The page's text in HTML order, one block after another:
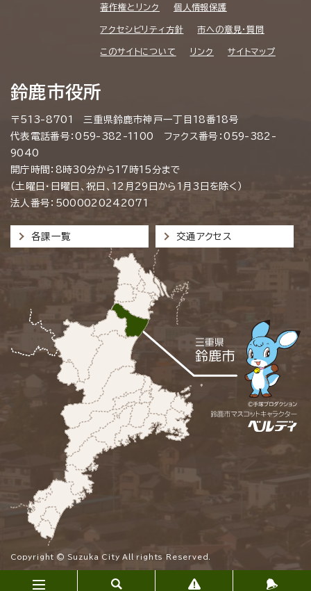
著作権とリンク 個人情報保護
アクセシビリティ方針 市への意見・質問
このサイトについて リンク サイトマップ
鈴鹿市役所
〒513-8701 三重県鈴鹿市神戸一丁目18番18号
代表電話番号：059-382-1100 ファクス番号：059-382-
9040
開庁時間：8時30分から17時15分まで
（土曜日・日曜日、祝日、12月29日から1月3日を除く）
法人番号：5000020242071
各課一覧 交通アクセス
Copyright © Suzuka City All rights Reserved.